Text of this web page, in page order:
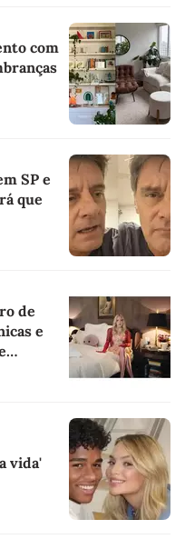
com
SP e
que
de
e
vida'